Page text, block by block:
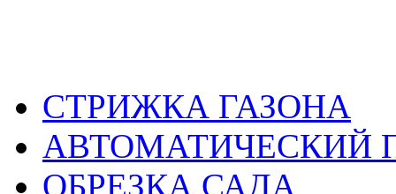
СТРИЖКА ГАЗОНА
АВТОМАТИЧЕСКИЙ
ОБРЕЗКА САДА